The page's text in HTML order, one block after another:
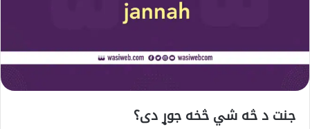
جنت د څه شي څخه جوړ دی؟